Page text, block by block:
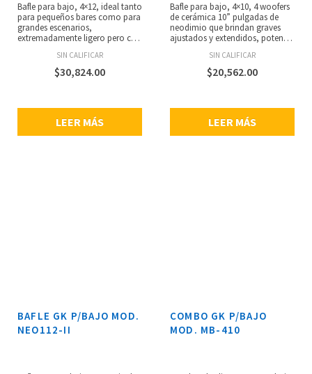
Bafle para bajo, 4×12, ideal tanto
para pequeños bares como para
grandes escenarios,
extremadamente ligero pero con
robusta para durar años,
gabinete recto, 4 altavoces de
12” pulgadas Paragon Cast-
impedancia: 4 ohms, entradas,
un SpeakOn y un jack 1/4”,
SIN CALIFICAR
$30,824.00
LEER MÁS
Bafle para bajo, 4×10, 4 woofers
de cerámica 10” pulgadas de
neodimio que brindan graves
ajustados y extendidos, potencia
ohms, bocina de alta calidad
que sirve para medios y agudos
articulados, puede ejecutarse
de resistente tólex, incluye
ruedas movibles niqueladas,
SIN CALIFICAR
$20,562.00
LEER MÁS
BAFLE GK P/BAJO MOD.
NEO112-II
COMBO GK P/BAJO
MOD. MB-410